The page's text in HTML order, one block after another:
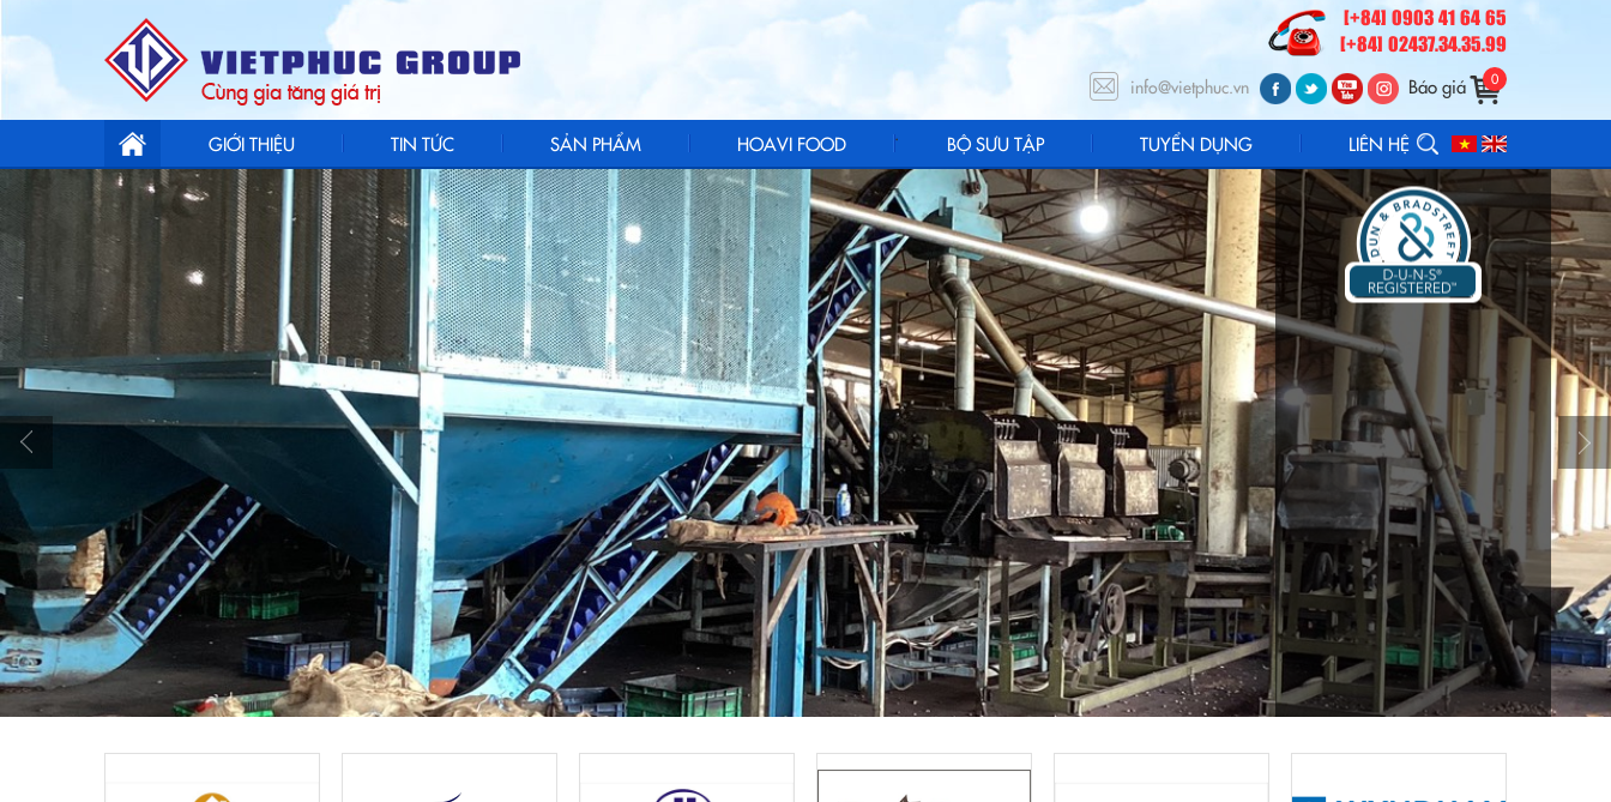
[+84] 0903 41 64 65
[+84] 02437.34.35.99
info@vietphuc.vn Báo giá 0
GIỚI THIỆU TIN TỨC SẢN PHẨM HOAVI FOOD . BỘ SƯU TẬP TUYỂN DỤNG LIÊN HỆ